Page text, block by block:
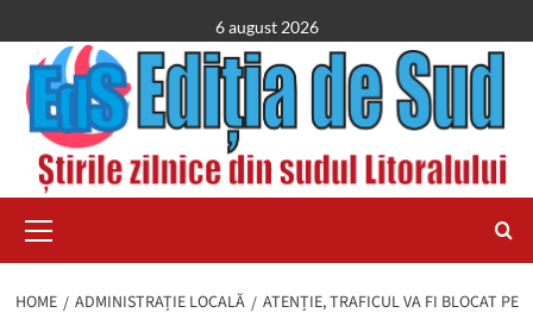
to
content
6 august 2026
Menu
HOME ADMINISTRAȚIE LOCALĂ
ATENȚIE, TRAFICUL VA FI BLOCAT PE